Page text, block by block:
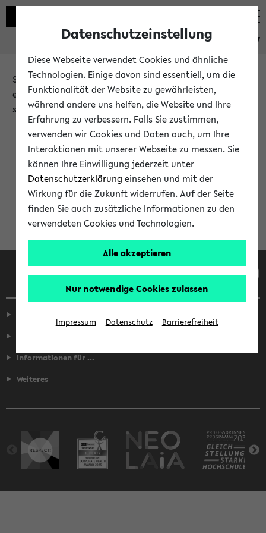
eKVV
Sie möchten auf eine eKVV Funktion zugreifen, die Ihnen
erst nach einer Anmeldung am System zur Verfügung
steht.
Bitte melden Sie sich an:
Anmeldung am eKVV
Informationen für ...
Weiteres
Datenschutzeinstellung
Diese Webseite verwendet Cookies und ähnliche
Technologien. Einige davon sind essentiell, um die
Funktionalität der Website zu gewährleisten,
während andere uns helfen, die Website und Ihre
Erfahrung zu verbessern. Falls Sie zustimmen,
verwenden wir Cookies und Daten auch, um Ihre
Interaktionen mit unserer Webseite zu messen. Sie
können Ihre Einwilligung jederzeit unter
Datenschutzerklärung einsehen und mit der
Wirkung für die Zukunft widerrufen. Auf der Seite
finden Sie auch zusätzliche Informationen zu den
verwendeten Cookies und Technologien.
Alle akzeptieren
Nur notwendige Cookies zulassen
Impressum Datenschutz Barrierefreiheit